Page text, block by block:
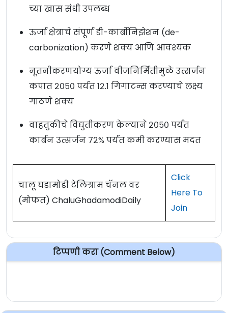
च्या खास संधी उपलब्ध
ऊर्जा क्षेत्राचे संपूर्ण डी-कार्बोनिझेशन (de-
carbonization) करणे शक्य आणि आवश्यक
नूतनीकरणयोग्य ऊर्जा वीजनिर्मितीमुळे उत्सर्जन
कपात २०५० पर्यंत १२.१ गिगाटन्स करण्याचे लक्ष्य
गाठणे शक्य
वाहतुकीचे विद्युतीकरण केल्याने २०५० पर्यंत
कार्बन उत्सर्जन ७२% पर्यंत कमी करण्यास मदत
चालू घडामोडी टेलिग्राम चॅनल वर
(मोफत) ChaluGhadamodiDaily
Click
Here To
Join
टिप्पणी करा (Comment Below)